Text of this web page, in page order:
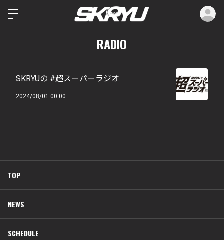
RADIO
SKRYUの #超スーパーラジオ
2024/08/01 00:00
TOP
NEWS
SCHEDULE